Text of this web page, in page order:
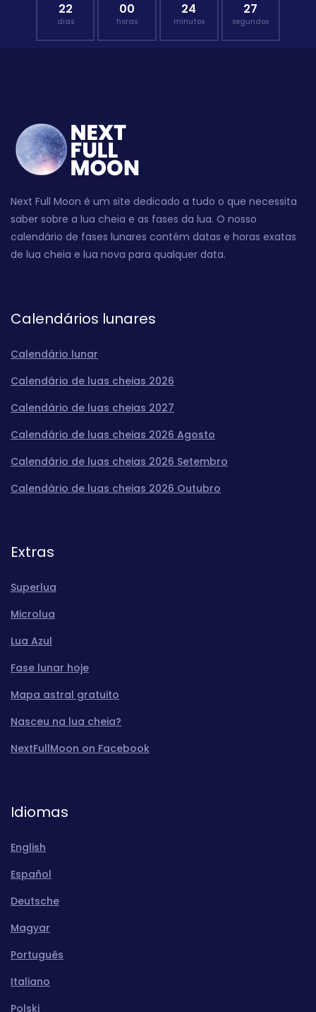
22
dias
00
horas
24
minutos
27
segundos
Next Full Moon é um site dedicado a tudo o que necessita
saber sobre a lua cheia e as fases da lua. O nosso
calendário de fases lunares contém datas e horas exatas
de lua cheia e lua nova para qualquer data.
Calendários lunares
Calendário lunar
Calendário de luas cheias 2026
Calendário de luas cheias 2027
Calendário de luas cheias 2026 Agosto
Calendário de luas cheias 2026 Setembro
Calendário de luas cheias 2026 Outubro
Extras
Superlua
Microlua
Lua Azul
Fase lunar hoje
Mapa astral gratuito
Nasceu na lua cheia?
NextFullMoon on Facebook
Idiomas
English
Español
Deutsche
Magyar
Português
Italiano
Polski